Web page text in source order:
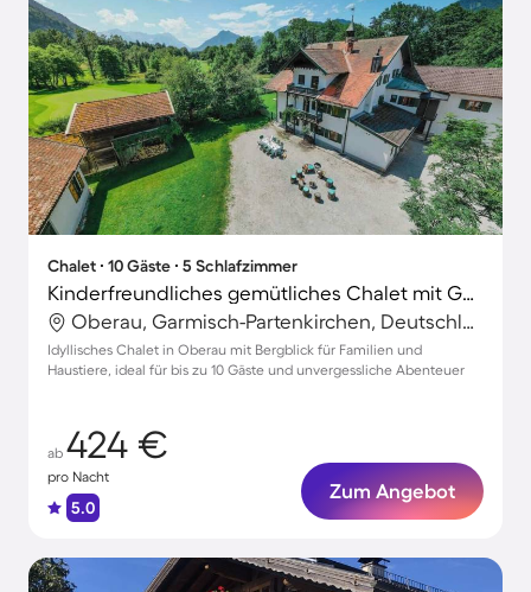
Chalet ∙ 10 Gäste ∙ 5 Schlafzimmer
Kinderfreundliches gemütliches Chalet mit Garten | Haustierfreundlich
Oberau, Garmisch-Partenkirchen, Deutschland
Idyllisches Chalet in Oberau mit Bergblick für Familien und
Haustiere, ideal für bis zu 10 Gäste und unvergessliche Abenteuer
ab 424 €
pro Nacht
5.0
Zum Angebot